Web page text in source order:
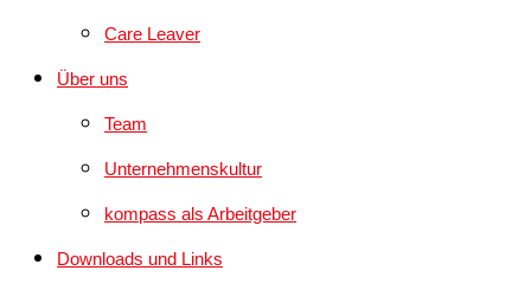
Care Leaver
Über uns
Team
Unternehmenskultur
kompass als Arbeitgeber
Downloads und Links